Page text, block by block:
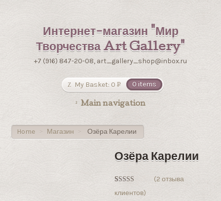
Интернет-магазин "Мир
Творчества Art Gallery"
+7 (916) 847-20-08, art_gallery_shop@inbox.ru
My Basket: 0Р
0 items
Main navigation
Home > Магазин > Озёра Карелии
Озёра Карелии
5.00из 5 на
(2 отзыва
клиентов)